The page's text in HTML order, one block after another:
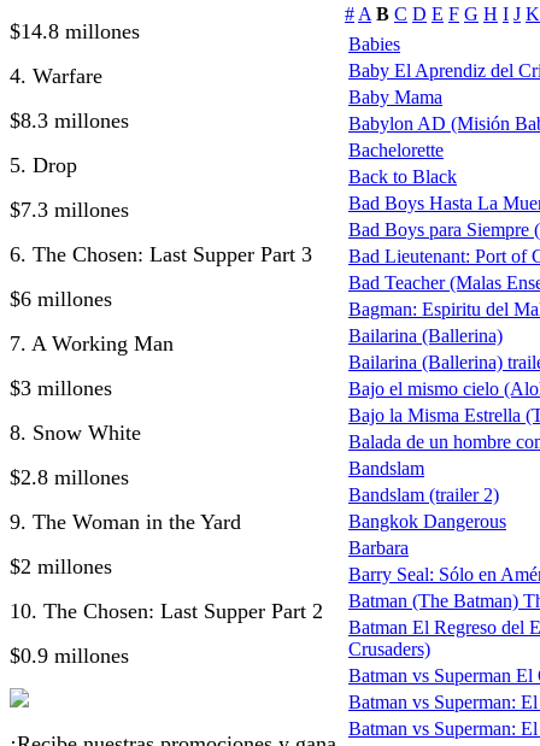
$14.8 millones
4. Warfare
$8.3 millones
5. Drop
$7.3 millones
6. The Chosen: Last Supper Part 3
$6 millones
7. A Working Man
$3 millones
8. Snow White
$2.8 millones
9. The Woman in the Yard
$2 millones
10. The Chosen: Last Supper Part 2
$0.9 millones
# A B C D E F G H I J K
Babies
Baby El Aprendiz del
Baby Mama
Babylon AD (Misión
Bachelorette
Back to Black
Bad Boys Hasta La
Bad Boys para
Bad Lieutenant: Port of
Bad Teacher (Malas
Bagman: Espiritu del
Bailarina (Ballerina)
Bailarina (Ballerina)
Bajo el mismo cielo
Bajo la Misma Estrella
Balada de un hombre
Bandslam
Bandslam (trailer 2)
Bangkok Dangerous
Barbara
Barry Seal: Sólo en
Batman (The Batman)
Batman El Regreso del
Crusaders)
Batman vs Superman
Batman vs Superman:
Batman vs Superman: